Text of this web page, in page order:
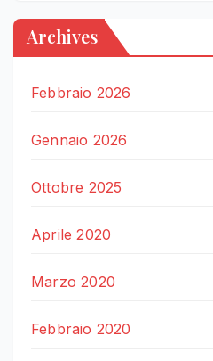
Archives
Febbraio 2026
Gennaio 2026
Ottobre 2025
Aprile 2020
Marzo 2020
Febbraio 2020